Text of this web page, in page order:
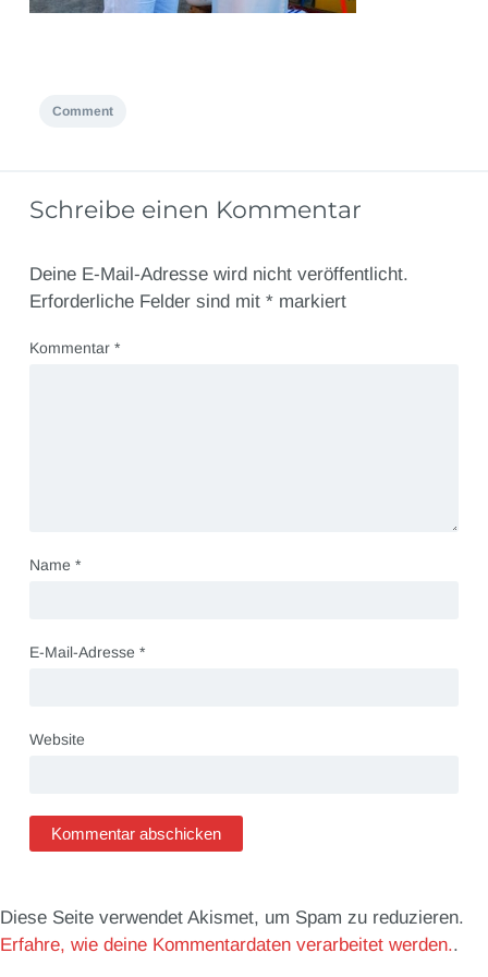
Comment
Schreibe einen Kommentar
Deine E-Mail-Adresse wird nicht veröffentlicht.
Erforderliche Felder sind mit *markiert
Kommentar *
Name *
E-Mail-Adresse *
Website
Diese Seite verwendet Akismet, um Spam zu reduzieren.
Erfahre, wie deine Kommentardaten verarbeitet werden..